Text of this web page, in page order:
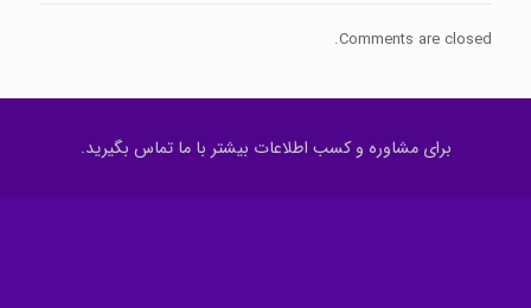
Comments are closed.
برای مشاوره و کسب اطلاعات بیشتر با ما تماس بگیرید.